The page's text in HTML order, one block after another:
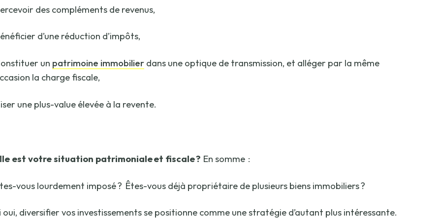
des compléments de revenus,
d’une réduction d’impôts,
un patrimoine immobilier dans une optique de transmission, et alléger par la même
la charge fiscale,
une plus-value élevée à la revente.
est votre situation patrimoniale et fiscale ? En somme :
vous lourdement imposé ? Êtes-vous déjà propriétaire de plusieurs biens immobiliers ?
oui, diversifier vos investissements se positionne comme une stratégie d’autant plus intéressante.